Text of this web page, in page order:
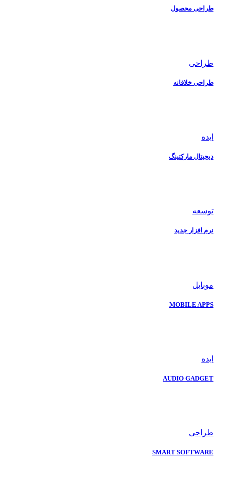
طراحی محصول
طراحی
طراحی خلاقانه
ایده
دیجیتال مارکتینگ
توسعه
نرم افزار جدید
موبایل
MOBILE APPS
ایده
AUDIO GADGET
طراحی
SMART SOFTWARE